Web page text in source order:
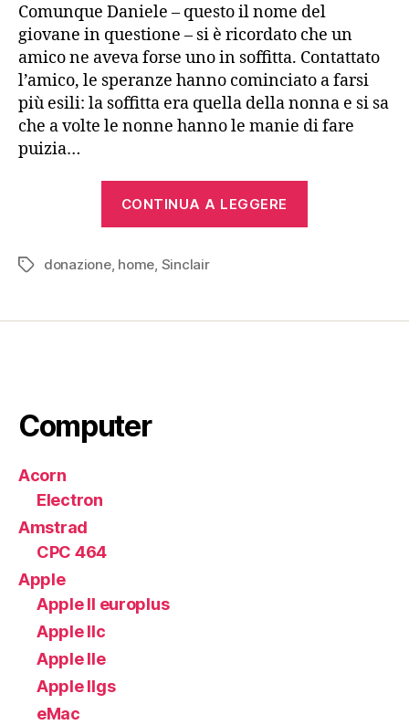
Comunque Daniele – questo il nome del
giovane in questione – si è ricordato che un
amico ne aveva forse uno in soffitta. Contattato
l’amico, le speranze hanno cominciato a farsi
più esili: la soffitta era quella della nonna e si sa
che a volte le nonne hanno le manie di fare
puizia…
CONTINUA A LEGGERE
Tag donazione, home, Sinclair
Computer
Acorn
Electron
Amstrad
CPC 464
Apple
Apple II europlus
Apple IIc
Apple IIe
Apple IIgs
eMac